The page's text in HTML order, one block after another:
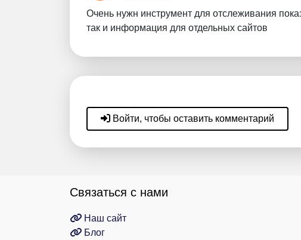
Очень нужн инструмент для отслеживания
так и информация для отдельных сайтов
Войти, чтобы оставить комментарий
Связаться с нами
Наш сайт
Блог